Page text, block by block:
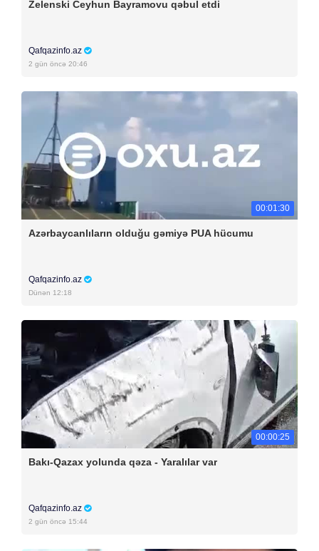
Zelenski Ceyhun Bayramovu qəbul etdi
Qafqazinfo.az
2 gün öncə 20:46
00:01:30
Azərbaycanlıların olduğu gəmiyə PUA hücumu
Qafqazinfo.az
Dünən 12:18
00:00:25
Bakı-Qazax yolunda qəza - Yaralılar var
Qafqazinfo.az
2 gün öncə 15:44